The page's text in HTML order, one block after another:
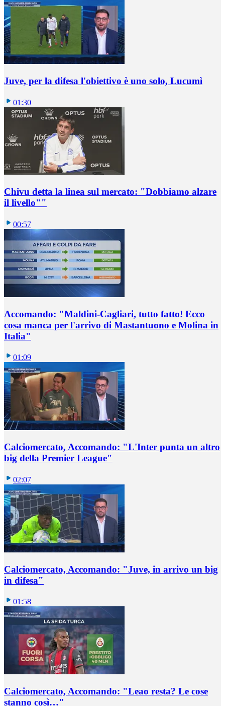
Juve, per la difesa l'obiettivo è uno solo, Lucumì
01:30
Chivu detta la linea sul mercato: "Dobbiamo alzare
il livello""
00:57
Accomando: "Maldini-Cagliari, tutto fatto! Ecco
cosa manca per l'arrivo di Mastantuono e Molina in
Italia"
01:09
Calciomercato, Accomando: "L'Inter punta un altro
big della Premier League"
02:07
Calciomercato, Accomando: "Juve, in arrivo un big
in difesa"
01:58
Calciomercato, Accomando: "Leao resta? Le cose
stanno così…"